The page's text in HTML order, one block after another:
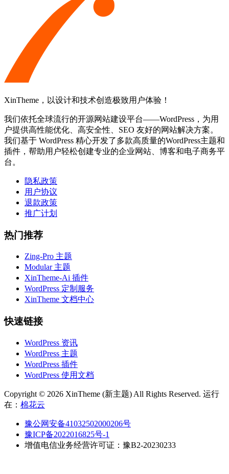
XinTheme，以设计和技术创造极致用户体验！
我们依托全球流行的开源网站建设平台——WordPress，为用
户提供高性能优化、高安全性、SEO 友好的网站解决方案。
我们基于 WordPress 精心开发了多款高质量的WordPress主题和
插件，帮助用户轻松创建专业的企业网站、博客和电子商务平
台。
隐私政策
用户协议
退款政策
推广计划
热门推荐
Zing-Pro 主题
Modular 主题
XinTheme-Ai 插件
WordPress 定制服务
XinTheme 文档中心
快速链接
WordPress 资讯
WordPress 主题
WordPress 插件
WordPress 使用文档
Copyright © 2026 XinTheme (新主题) All Rights Reserved. 运行
在： 棉花云
豫公网安备41032502000206号
豫ICP备2022016825号-1
增值电信业务经营许可证：豫B2-20230233